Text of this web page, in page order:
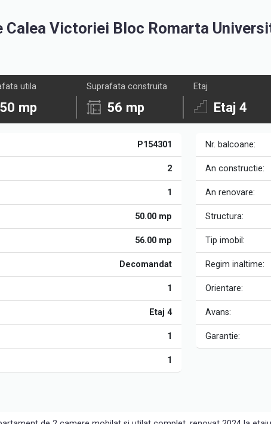
Calea Victoriei Bloc Romarta
utila
50 mp
Suprafata construita
56 mp
Etaj
Etaj 4
P154301
2
1
50.00 mp
56.00 mp
Decomandat
1
Etaj 4
1
1
Nr. balcoane:
An constructie:
An renovare:
Structura:
Tip imobil:
Regim inaltime:
Orientare:
Avans:
Garantie: